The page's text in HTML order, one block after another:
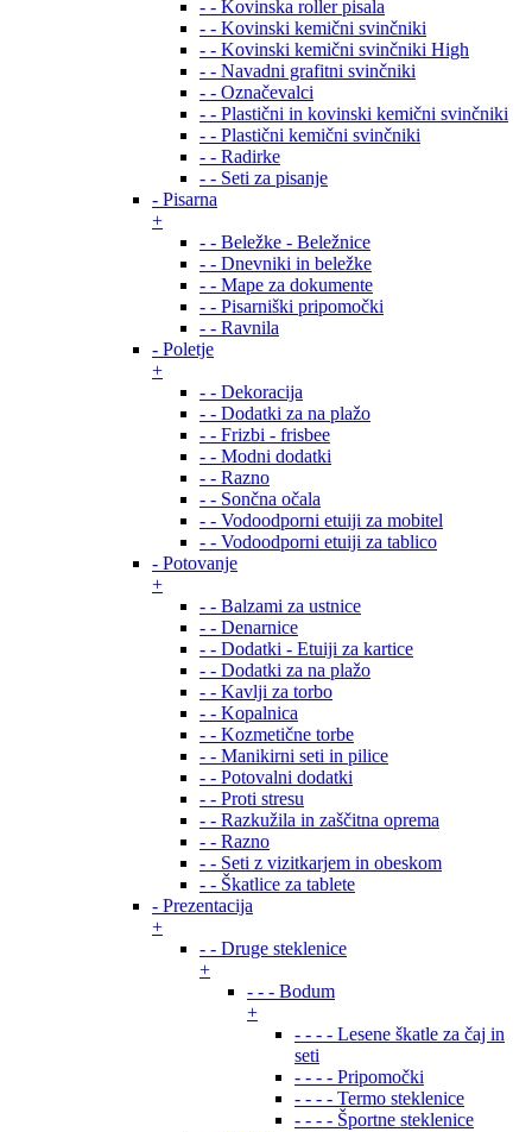
- - Kovinska roller pisala
- - Kovinski kemični svinčniki
- - Kovinski kemični svinčniki High
- - Navadni grafitni svinčniki
- - Označevalci
- - Plastični in kovinski kemični svinčniki
- - Plastični kemični svinčniki
- - Radirke
- - Seti za pisanje
- Pisarna
+
- - Beležke - Beležnice
- - Dnevniki in beležke
- - Mape za dokumente
- - Pisarniški pripomočki
- - Ravnila
- Poletje
+
- - Dekoracija
- - Dodatki za na plažo
- - Frizbi - frisbee
- - Modni dodatki
- - Razno
- - Sončna očala
- - Vodoodporni etuiji za mobitel
- - Vodoodporni etuiji za tablico
- Potovanje
+
- - Balzami za ustnice
- - Denarnice
- - Dodatki - Etuiji za kartice
- - Dodatki za na plažo
- - Kavlji za torbo
- - Kopalnica
- - Kozmetične torbe
- - Manikirni seti in pilice
- - Potovalni dodatki
- - Proti stresu
- - Razkužila in zaščitna oprema
- - Razno
- - Seti z vizitkarjem in obeskom
- - Škatlice za tablete
- Prezentacija
+
- - Druge steklenice
+
- - - Bodum
+
- - - - Lesene škatle za čaj in
seti
- - - - Pripomočki
- - - - Termo steklenice
- - - - Športne steklenice